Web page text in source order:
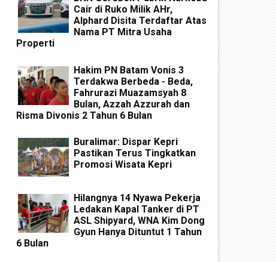
Cair di Ruko Milik AHr,
Alphard Disita Terdaftar Atas
Nama PT Mitra Usaha
Properti
Hakim PN Batam Vonis 3
Terdakwa Berbeda - Beda,
Fahrurazi Muazamsyah 8
Bulan, Azzah Azzurah dan
Risma Divonis 2 Tahun 6 Bulan
Buralimar: Dispar Kepri
Pastikan Terus Tingkatkan
Promosi Wisata Kepri
Hilangnya 14 Nyawa Pekerja
Ledakan Kapal Tanker di PT
ASL Shipyard, WNA Kim Dong
Gyun Hanya Dituntut 1 Tahun
6 Bulan